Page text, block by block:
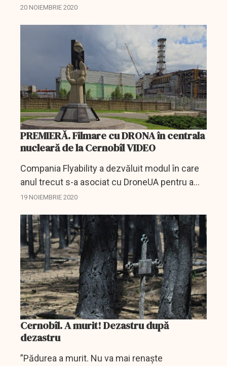
2020, în Instalația de Stocare Provizorie 2 (ISP-
20 NOIEMBRIE 2020
PREMIERĂ. Filmare cu DRONA în centrala
nucleară de la Cernobîl VIDEO
Compania Flyability a dezvăluit modul în care
anul trecut s-a asociat cu DroneUA pentru a
desfășura o misiune la Centrala Nucleară de la
nucleare...
19 NOIEMBRIE 2020
Cernobîl. A murit! Dezastru după
dezastru
”Pădurea a murit. Nu va mai renaște